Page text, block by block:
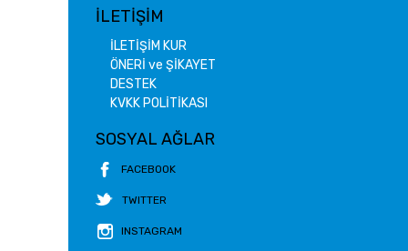
İLETİŞİM
İLETİŞİM KUR
ÖNERİ ve ŞİKAYET
DESTEK
KVKK POLİTİKASI
SOSYAL AĞLAR
FACEBOOK
TWITTER
INSTAGRAM